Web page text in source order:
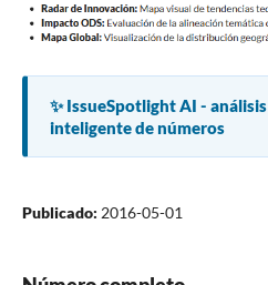
✨ IssueSpotlight AI - análisis
inteligente de números
Publicado: 2016-05-01